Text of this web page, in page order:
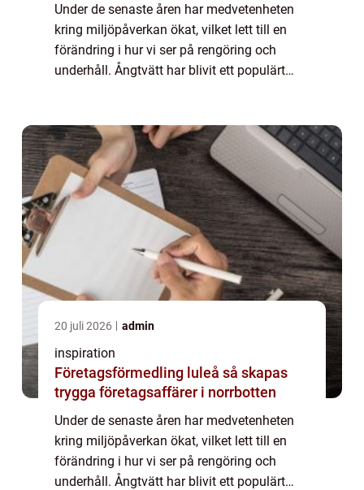
Under de senaste åren har medvetenheten
kring miljöpåverkan ökat, vilket lett till en
förändring i hur vi ser på rengöring och
underhåll. Ångtvätt har blivit ett populärt
20 juli 2026 admin
inspiration
Företagsförmedling luleå så skapas
trygga företagsaffärer i norrbotten
Under de senaste åren har medvetenheten
kring miljöpåverkan ökat, vilket lett till en
förändring i hur vi ser på rengöring och
underhåll. Ångtvätt har blivit ett populärt